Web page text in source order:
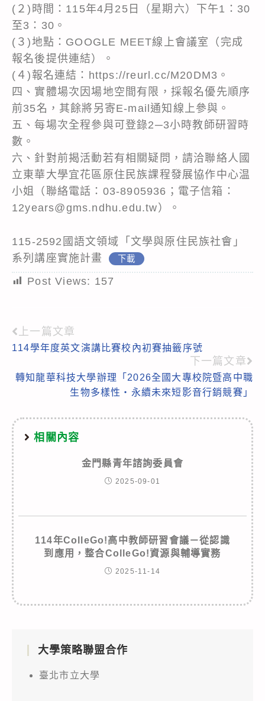
(２)時間：115年4月25日（星期六）下午1：30
至3：30。
(３)地點：GOOGLE MEET線上會議室（完成
報名後提供連結）。
(４)報名連結：https://reurl.cc/M20DM3。
四、實體場次因場地空間有限，採報名優先順序
前35名，其餘將另寄E-mail通知線上參與。
五、每場次全程參與可登錄2─3小時教師研習時
數。
六、針對前揭活動若有相關疑問，請洽聯絡人國
立東華大學宜花區原住民族課程發展協作中心温
小姐（聯絡電話：03-8905936；電子信箱：
12years@gms.ndhu.edu.tw）。
115-2592國語文領域「文學與原住民族社會」
系列講座實施計畫
下載
Post Views: 157
Read
more
articles
上一篇文章
114學年度英文演講比賽校內初賽抽籤序號
下一篇文章
轉知龍華科技大學辦理「2026全國大專校院暨高中職
生物多樣性‧永續未來短影音行銷競賽」
相關內容
金門縣青年諮詢委員會
2025-09-01
114年ColleGo!高中教師研習會議－從認識
到應用，整合ColleGo!資源與輔導實務
2025-11-14
大學策略聯盟合作
臺北市立大學